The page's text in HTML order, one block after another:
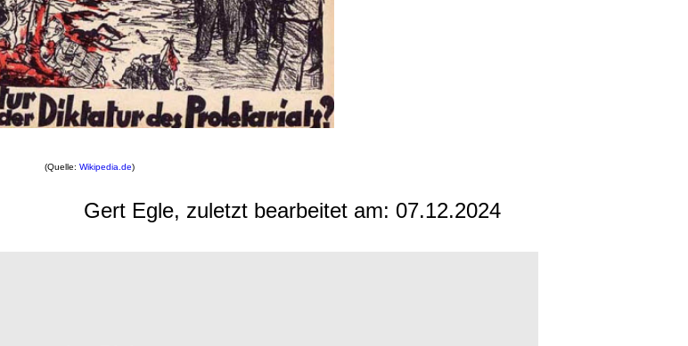
(Quelle: Wikipedia.de)
Gert Egle, zuletzt bearbeitet am: 07.12.2024